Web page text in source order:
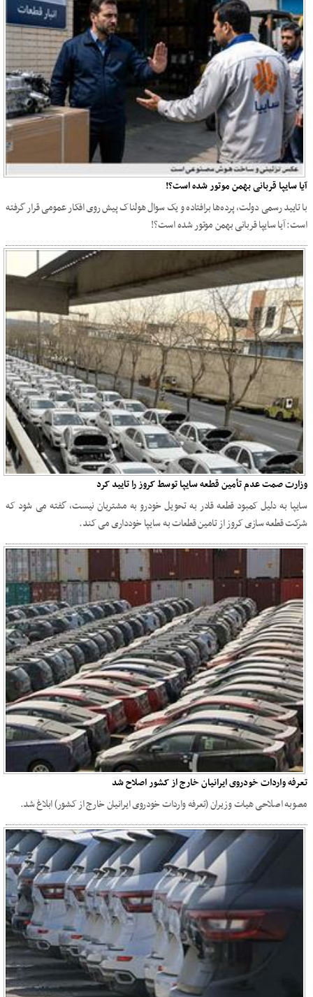
آیا سایپا قربانی بهمن موتور شده است؟!
با تایید رسمی دولت، پرده‌ها برافتاده و یک سوال هولناک پیش روی افکار عمومی قرار گرفته
است: آیا سایپا قربانی بهمن موتور شده است؟!
وزارت صمت عدم تأمین قطعه سایپا توسط کروز را تایید کرد
سایپا به دلیل کمبود قطعه قادر به تحویل خودرو به مشتریان نیست، گفته می شود که
شرکت قطعه سازی کروز از تامین قطعات به سایپا خودداری می کند.
تعرفه واردات خودروی ایرانیان خارج از کشور اصلاح شد
مصوبه اصلاحی هیات وزیران (تعرفه واردات خودروی ایرانیان خارج از کشور) ابلاغ شد.